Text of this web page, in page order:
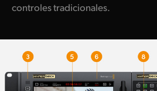
controles tradicionales.